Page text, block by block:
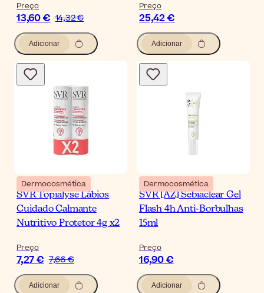
Preço
13,60 € 14,32 €
Adicionar
Preço
25,42 €
Adicionar
Dermocosmética
SVR Topialyse Lábios
Cuidado Calmante
Nutritivo Protetor 4g x2
Preço
7,27 € 7,66 €
Adicionar
Dermocosmética
SVR [AZ] Sebiaclear Gel
Flash 4h Anti-Borbulhas
15ml
Preço
16,90 €
Adicionar